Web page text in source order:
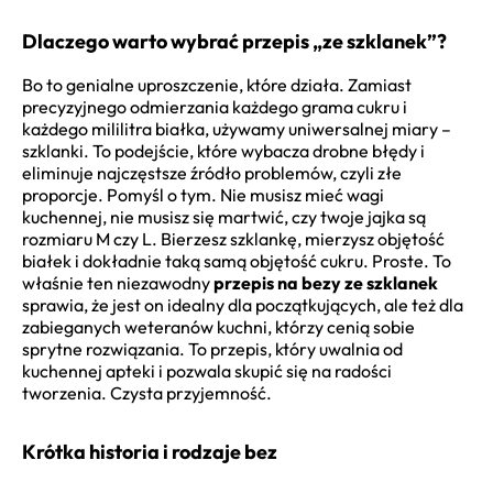
Dlaczego warto wybrać przepis „ze szklanek”?
Bo to genialne uproszczenie, które działa. Zamiast
precyzyjnego odmierzania każdego grama cukru i
każdego mililitra białka, używamy uniwersalnej miary –
szklanki. To podejście, które wybacza drobne błędy i
eliminuje najczęstsze źródło problemów, czyli złe
proporcje. Pomyśl o tym. Nie musisz mieć wagi
kuchennej, nie musisz się martwić, czy twoje jajka są
rozmiaru M czy L. Bierzesz szklankę, mierzysz objętość
białek i dokładnie taką samą objętość cukru. Proste. To
właśnie ten niezawodnyprzepis na bezy ze szklanek
sprawia, że jest on idealny dla początkujących, ale też dla
zabieganych weteranów kuchni, którzy cenią sobie
sprytne rozwiązania. To przepis, który uwalnia od
kuchennej apteki i pozwala skupić się na radości
tworzenia. Czysta przyjemność.
Krótka historia i rodzaje bez